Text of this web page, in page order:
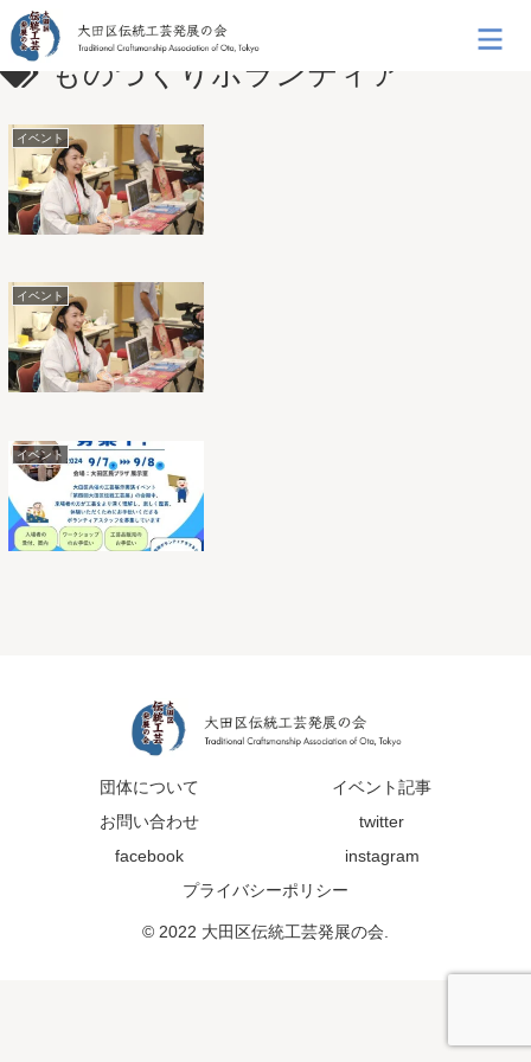
ものづくりボランティア
イベント
イベント
イベント
団体について
イベント記事
お問い合わせ
twitter
facebook
instagram
プライバシーポリシー
© 2022 大田区伝統工芸発展の会.